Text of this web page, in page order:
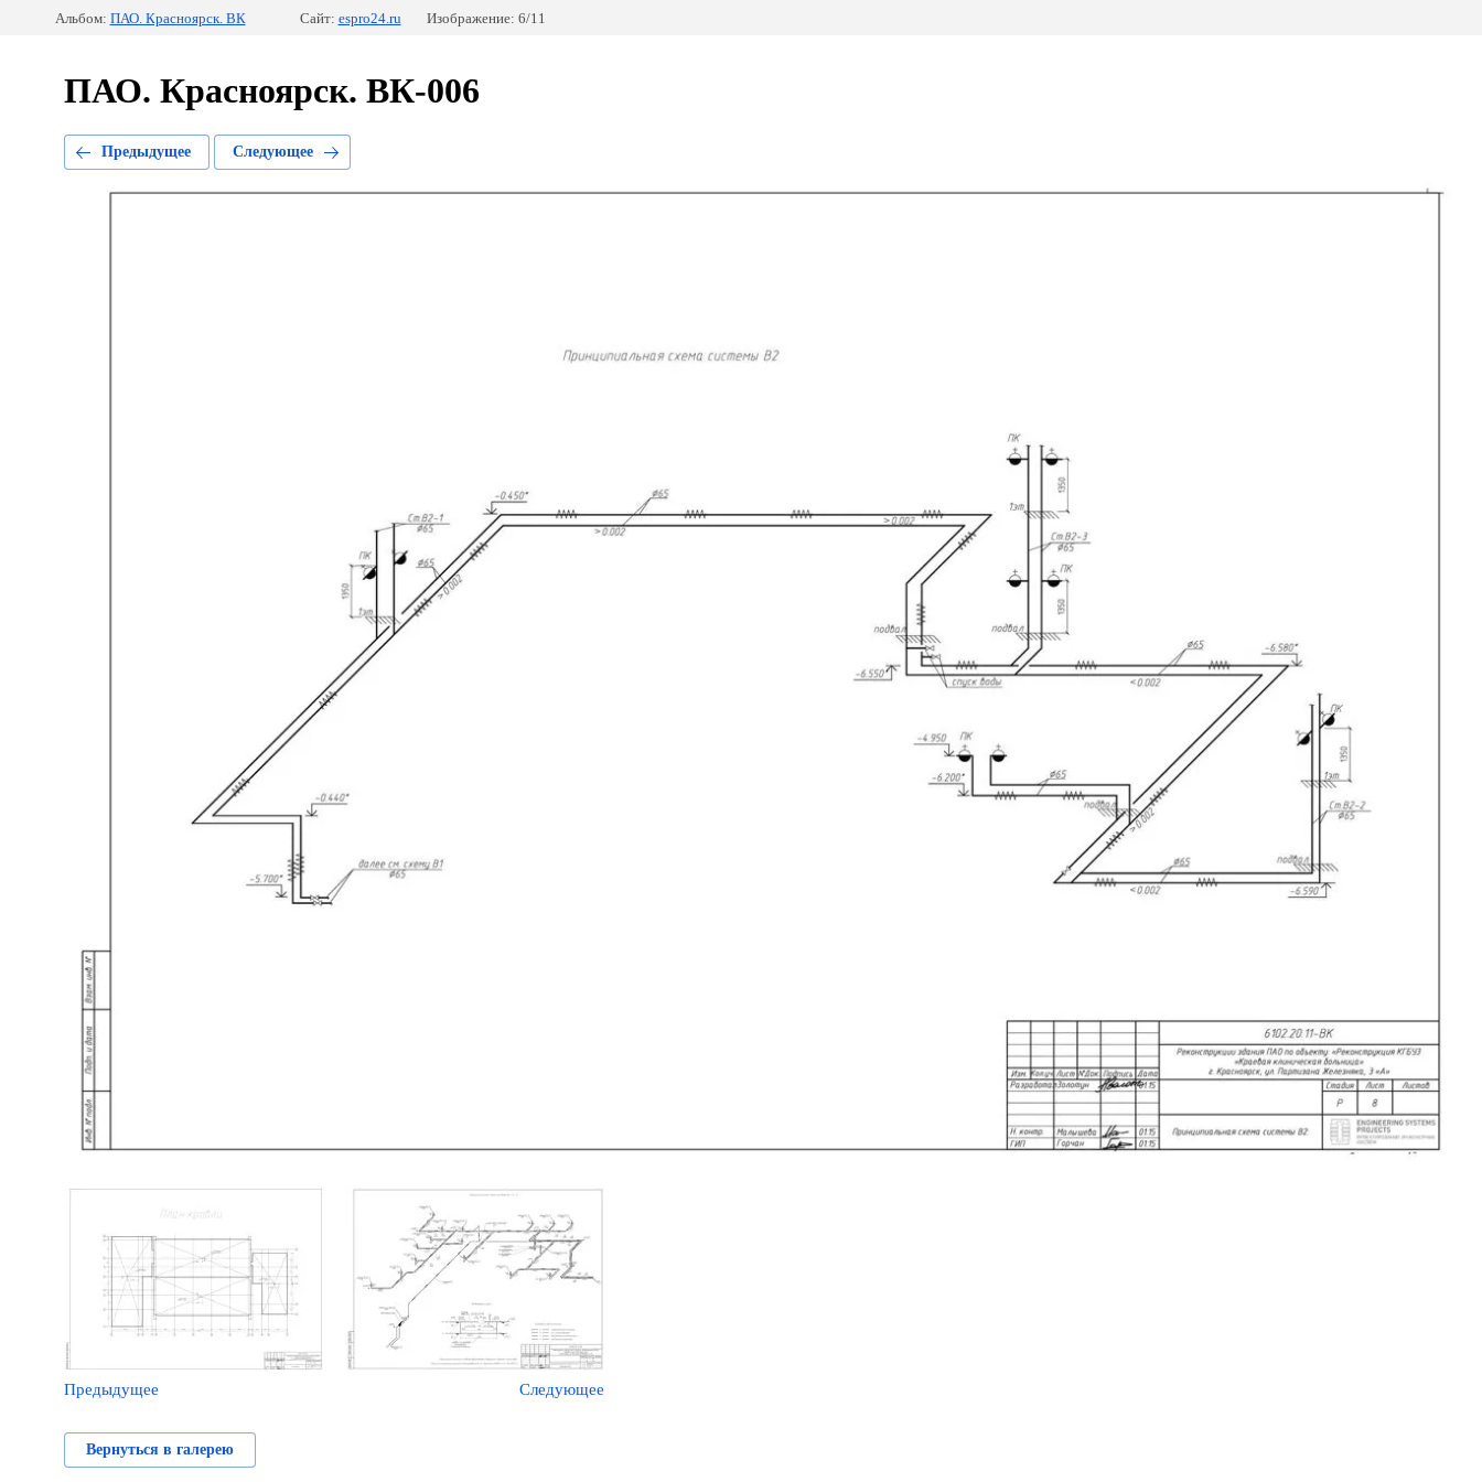
Альбом: ПАО. Красноярск. ВК Сайт: espro24.ru Изображение: 6/11
ПАО. Красноярск. ВК-006
Предыдущее Следующее
Предыдущее Следующее
Вернуться в галерею